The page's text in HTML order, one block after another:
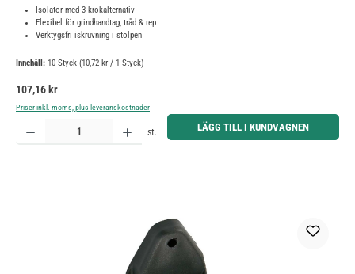
Isolator med 3 krokalternativ
Flexibel för grindhandtag, tråd & rep
Verktygsfri iskruvning i stolpen
Innehåll: 10 Styck (10,72 kr / 1 Styck)
Ordinarie pris:
107,16 kr
Priser inkl. moms, plus leveranskostnader
Produktkvantitet: Ange önskat belopp eller använd knapparna för att öka eller minska kvantiteten.
st. LÄGG TILL I KUNDVAGNEN